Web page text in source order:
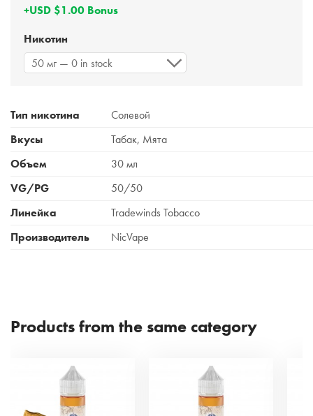
+USD $1.00 Bonus
Никотин
50 мг — 0 in stock
Тип никотина
Солевой
Вкусы
Табак, Мята
Объем
30 мл
VG/PG
50/50
Линейка
Tradewinds Tobacco
Производитель
NicVape
Products from the same category